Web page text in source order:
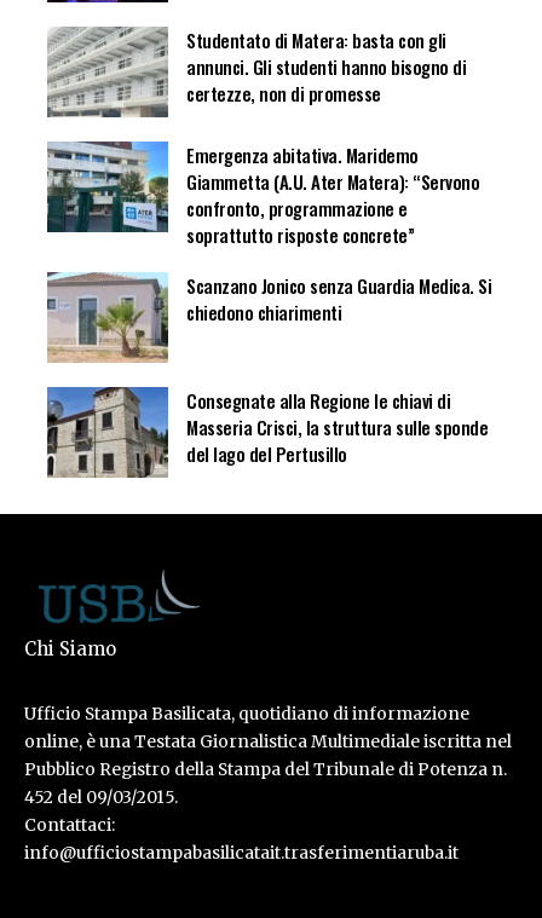
Studentato di Matera: basta con gli
annunci. Gli studenti hanno bisogno di
certezze, non di promesse
Emergenza abitativa. Maridemo
Giammetta (A.U. Ater Matera): “Servono
confronto, programmazione e
soprattutto risposte concrete”
Scanzano Jonico senza Guardia Medica. Si
chiedono chiarimenti
Consegnate alla Regione le chiavi di
Masseria Crisci, la struttura sulle sponde
del lago del Pertusillo
Chi Siamo
Ufficio Stampa Basilicata, quotidiano di informazione
online, è una Testata Giornalistica Multimediale iscritta nel
Pubblico Registro della Stampa del Tribunale di Potenza n.
452 del 09/03/2015.
Contattaci:
info@ufficiostampabasilicatait.trasferimentiaruba.it